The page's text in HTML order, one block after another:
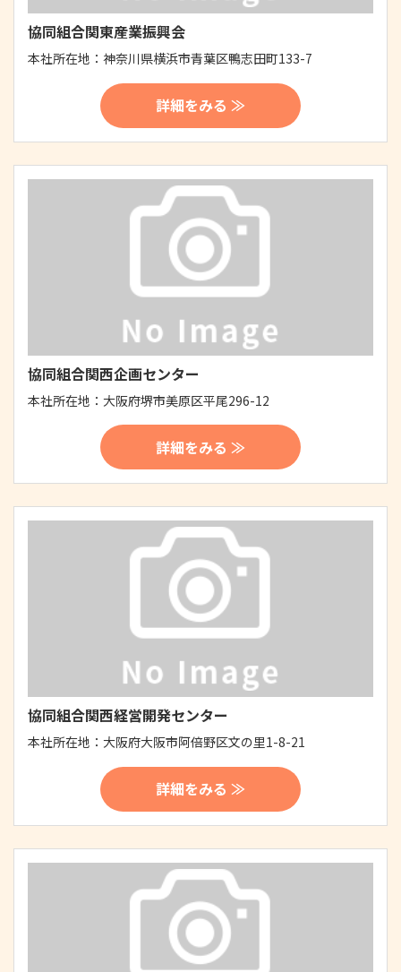
協同組合関東産業振興会
本社所在地： 神奈川県横浜市青葉区鴨志田町133-7
詳細をみる ≫
協同組合関西企画センター
本社所在地： 大阪府堺市美原区平尾296-12
詳細をみる ≫
協同組合関西経営開発センター
本社所在地： 大阪府大阪市阿倍野区文の里1-8-21
詳細をみる ≫